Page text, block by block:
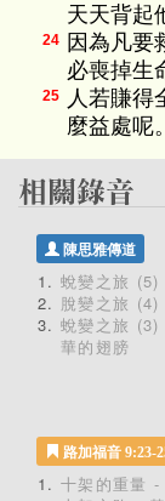
天天背起
24
因為凡要
必喪掉生
25
人若賺得
麼益處呢。
陳思雅傳道
蛻變之旅 (5)
脫變之旅 (4)
蛻變之旅 (3)
華的翅膀
路加福音 9:23-
十架的重量 -